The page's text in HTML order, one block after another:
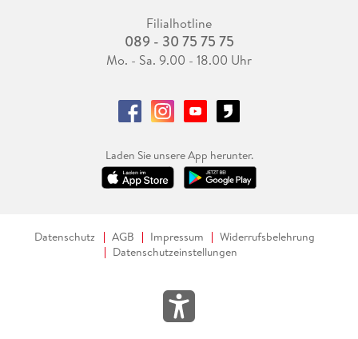
Filialhotline
089 - 30 75 75 75
Mo. - Sa. 9.00 - 18.00 Uhr
Laden Sie unsere App herunter.
Datenschutz AGB Impressum
Widerrufsbelehrung
Datenschutzeinstellungen